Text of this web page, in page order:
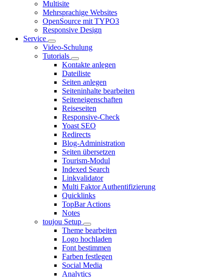
Multisite
Mehrsprachige Websites
OpenSource mit TYPO3
Responsive Design
Service
Video-Schulung
Tutorials
Kontakte anlegen
Dateiliste
Seiten anlegen
Seiteninhalte bearbeiten
Seiteneigenschaften
Reiseseiten
Responsive-Check
Yoast SEO
Redirects
Blog-Administration
Seiten übersetzen
Tourism-Modul
Indexed Search
Linkvalidator
Multi Faktor Authentifizierung
Quicklinks
TopBar Actions
Notes
toujou Setup
Theme bearbeiten
Logo hochladen
Font bestimmen
Farben festlegen
Social Media
Analytics